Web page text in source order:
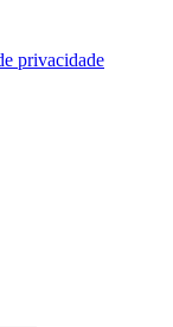
privacidade